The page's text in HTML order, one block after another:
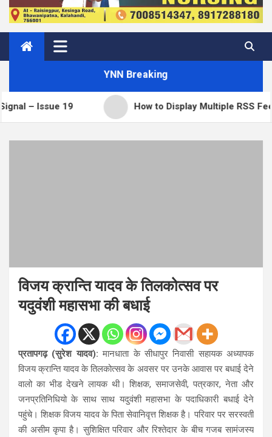
YNN Breaking
19 How to Display Multiple RSS Feeds on
विजय क्रान्ति यादव के तिलकोत्सव पर
यदुवंशी महासभा की बधाई
प्रतापगढ़ (सुरेश यादव): मानधाता के सीधापुर निवासी सहायक अध्यापक
विजय क्रान्ति यादव के तिलकोत्सव के अवसर पर उनके आवास पर बधाई देने
वालो का भीड देखने लायक थी। शिक्षक, समाजसेवी, पत्रकार, नेता और
जनप्रतिनिधियो के साथ साथ यदुवंशी महासभा के पदाधिकारी बधाई देने
पहुंचे। शिक्षक विजय यादव के पिता सेवानिवृत्त शिक्षक है। परिवार पर सरस्वती
की असीम कृपा है। सुशिक्षित परिवार और रिश्तेदार के बीच गजब सामंजस्य